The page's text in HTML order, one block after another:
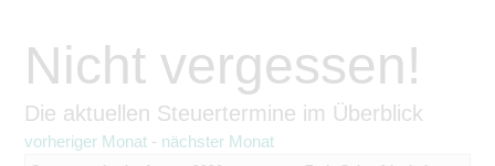
Nicht vergessen!
Die aktuellen Steuertermine im Überblick
vorheriger Monat - nächster Monat